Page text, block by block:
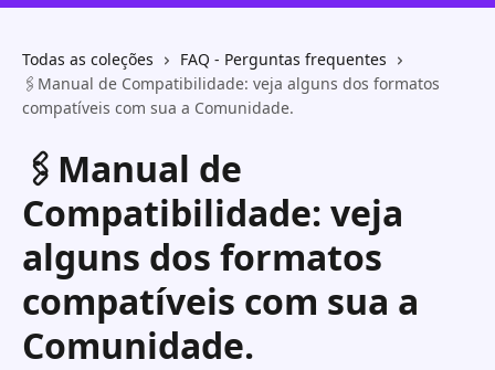
Todas as coleções
FAQ - Perguntas frequentes
🖇️Manual de Compatibilidade: veja alguns dos formatos
compatíveis com sua a Comunidade.
🖇️Manual de
Compatibilidade: veja
alguns dos formatos
compatíveis com sua a
Comunidade.